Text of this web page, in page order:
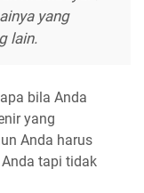
yang
lain.
bila Anda
yang
Anda harus
tapi tidak